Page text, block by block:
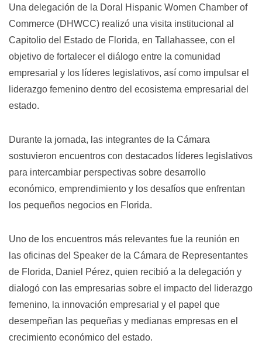
Una delegación de la Doral Hispanic Women Chamber of
Commerce (DHWCC) realizó una visita institucional al
Capitolio del Estado de Florida, en Tallahassee, con el
objetivo de fortalecer el diálogo entre la comunidad
empresarial y los líderes legislativos, así como impulsar el
liderazgo femenino dentro del ecosistema empresarial del
estado.
Durante la jornada, las integrantes de la Cámara
sostuvieron encuentros con destacados líderes legislativos
para intercambiar perspectivas sobre desarrollo
económico, emprendimiento y los desafíos que enfrentan
los pequeños negocios en Florida.
Uno de los encuentros más relevantes fue la reunión en
las oficinas del Speaker de la Cámara de Representantes
de Florida, Daniel Pérez, quien recibió a la delegación y
dialogó con las empresarias sobre el impacto del liderazgo
femenino, la innovación empresarial y el papel que
desempeñan las pequeñas y medianas empresas en el
crecimiento económico del estado.